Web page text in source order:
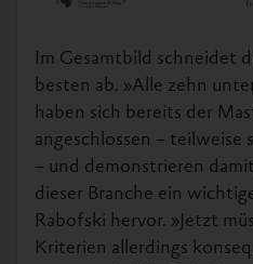
Im Gesamtbild schneidet
besten ab. »Alle zehn
haben sich bereits der
angeschlossen – teilweise
– und demonstrieren
dieser Branche ein
Rabofski hervor. »Jetzt
Kriterien allerdings